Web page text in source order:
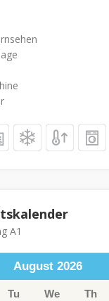
A1
August 2026
Tu We Th